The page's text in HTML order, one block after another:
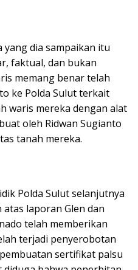
dia sampaikan itu
faktual, dan bukan
memang benar telah
ke Polda Sulut terkait
waris mereka dengan alat
oleh Ridwan Sugianto
tanah mereka.
Polda Sulut selanjutnya
laporan Glen dan
telah memberikan
terjadi penyerobotan
sertifikat palsu